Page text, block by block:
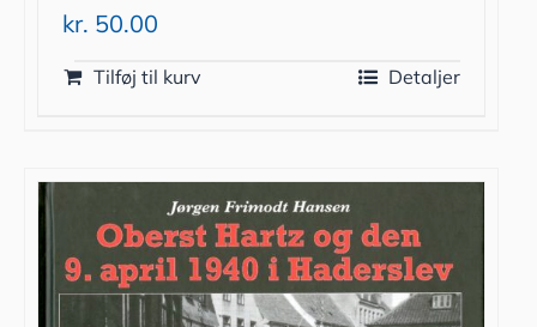
kr. 50.00
Tilføj til kurv Detaljer